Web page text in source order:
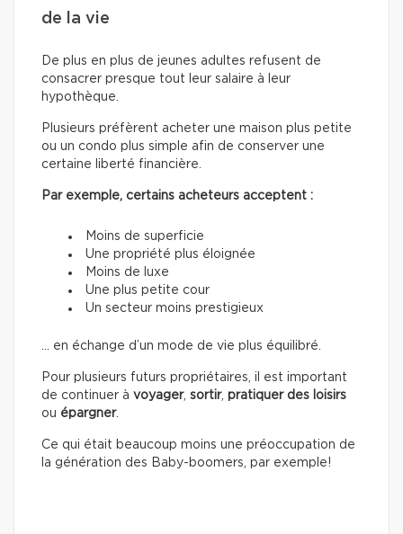
de la vie
De plus en plus de jeunes adultes refusent de
consacrer presque tout leur salaire à leur
hypothèque.
Plusieurs préfèrent acheter une maison plus petite
ou un condo plus simple afin de conserver une
certaine liberté financière.
Par exemple, certains acheteurs acceptent :
Moins de superficie
Une propriété plus éloignée
Moins de luxe
Une plus petite cour
Un secteur moins prestigieux
… en échange d’un mode de vie plus équilibré.
Pour plusieurs futurs propriétaires, il est important
de continuer à voyager, sortir, pratiquer des loisirs
ou épargner.
Ce qui était beaucoup moins une préoccupation de
la génération des Baby-boomers, par exemple!